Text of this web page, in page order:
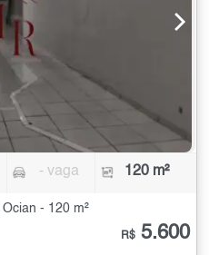
- vaga 120 m²
- 120 m²
R$ 5.600